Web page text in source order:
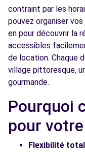
Voir l'agence
Free2move Rent
(O)
rue des
DIJON, FR-21,
QUETIGNY (C)
contraint par les
pouvez organiser
en pour découvrir la
accessibles
de location. Chaque
village pittoresque,
gourmande.
Pourquoi
pour
Flexibilité